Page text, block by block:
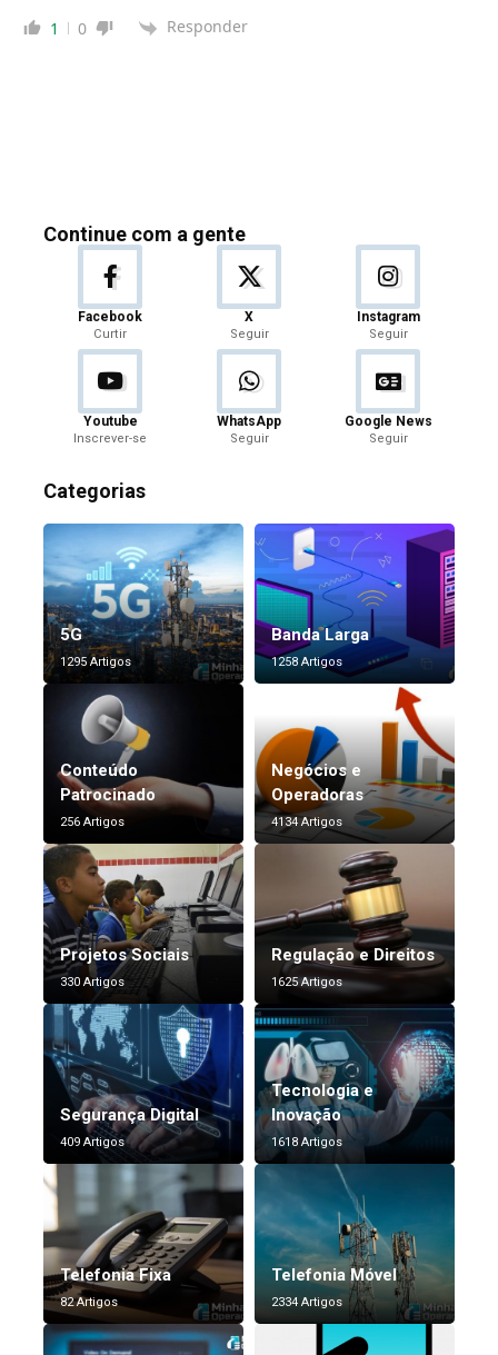
1 0 Responder
Continue com a gente
Facebook
Curtir
X
Seguir
Instagram
Seguir
Youtube
Inscrever-se
WhatsApp
Seguir
Google News
Seguir
Categorias
5G
1295 Artigos
Banda Larga
1258 Artigos
Conteúdo
Patrocinado
256 Artigos
Negócios e
Operadoras
4134 Artigos
Projetos Sociais
330 Artigos
Regulação e Direitos
1625 Artigos
Segurança Digital
409 Artigos
Tecnologia e
Inovação
1618 Artigos
Telefonia Fixa
82 Artigos
Telefonia Móvel
2334 Artigos